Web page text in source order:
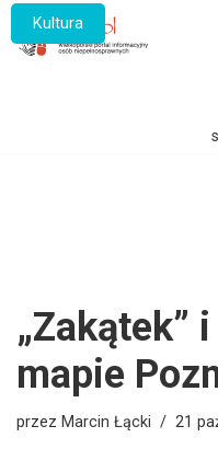
Przejdź
„Zakątek”
mapie
przez Marcin Łącki 21
Kultura